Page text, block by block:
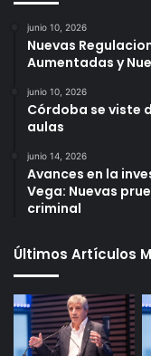
junio 10, 2026
Nuevas
Aumentadas y
junio 10, 2026
Córdoba se viste
aulas
junio 14, 2026
Avances en la
Vega: Nuevas
criminal
Últimos Artículos